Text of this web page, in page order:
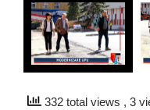
332 total views , 3